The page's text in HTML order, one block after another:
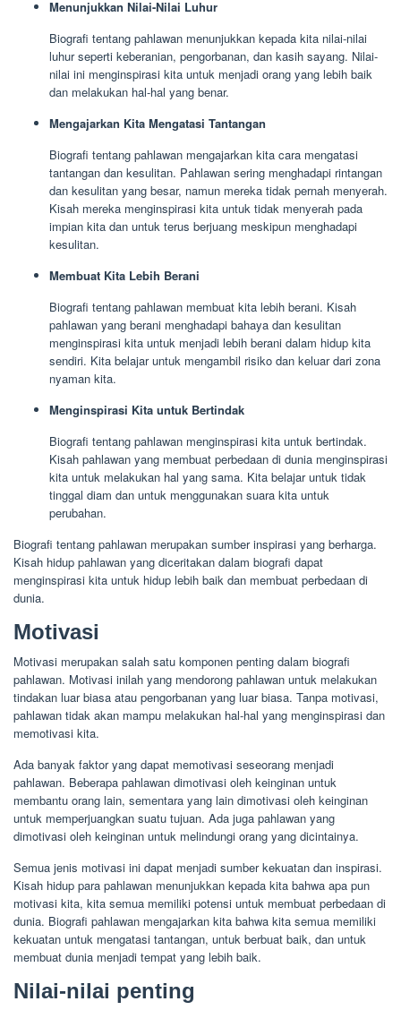
Menunjukkan Nilai-Nilai Luhur
Biografi tentang pahlawan menunjukkan kepada kita nilai-nilai
luhur seperti keberanian, pengorbanan, dan kasih sayang. Nilai-
nilai ini menginspirasi kita untuk menjadi orang yang lebih baik
dan melakukan hal-hal yang benar.
Mengajarkan Kita Mengatasi Tantangan
Biografi tentang pahlawan mengajarkan kita cara mengatasi
tantangan dan kesulitan. Pahlawan sering menghadapi rintangan
dan kesulitan yang besar, namun mereka tidak pernah menyerah.
Kisah mereka menginspirasi kita untuk tidak menyerah pada
impian kita dan untuk terus berjuang meskipun menghadapi
kesulitan.
Membuat Kita Lebih Berani
Biografi tentang pahlawan membuat kita lebih berani. Kisah
pahlawan yang berani menghadapi bahaya dan kesulitan
menginspirasi kita untuk menjadi lebih berani dalam hidup kita
sendiri. Kita belajar untuk mengambil risiko dan keluar dari zona
nyaman kita.
Menginspirasi Kita untuk Bertindak
Biografi tentang pahlawan menginspirasi kita untuk bertindak.
Kisah pahlawan yang membuat perbedaan di dunia menginspirasi
kita untuk melakukan hal yang sama. Kita belajar untuk tidak
tinggal diam dan untuk menggunakan suara kita untuk
perubahan.
Biografi tentang pahlawan merupakan sumber inspirasi yang berharga.
Kisah hidup pahlawan yang diceritakan dalam biografi dapat
menginspirasi kita untuk hidup lebih baik dan membuat perbedaan di
dunia.
Motivasi
Motivasi merupakan salah satu komponen penting dalam biografi
pahlawan. Motivasi inilah yang mendorong pahlawan untuk melakukan
tindakan luar biasa atau pengorbanan yang luar biasa. Tanpa motivasi,
pahlawan tidak akan mampu melakukan hal-hal yang menginspirasi dan
memotivasi kita.
Ada banyak faktor yang dapat memotivasi seseorang menjadi
pahlawan. Beberapa pahlawan dimotivasi oleh keinginan untuk
membantu orang lain, sementara yang lain dimotivasi oleh keinginan
untuk memperjuangkan suatu tujuan. Ada juga pahlawan yang
dimotivasi oleh keinginan untuk melindungi orang yang dicintainya.
Semua jenis motivasi ini dapat menjadi sumber kekuatan dan inspirasi.
Kisah hidup para pahlawan menunjukkan kepada kita bahwa apa pun
motivasi kita, kita semua memiliki potensi untuk membuat perbedaan di
dunia. Biografi pahlawan mengajarkan kita bahwa kita semua memiliki
kekuatan untuk mengatasi tantangan, untuk berbuat baik, dan untuk
membuat dunia menjadi tempat yang lebih baik.
Nilai-nilai penting